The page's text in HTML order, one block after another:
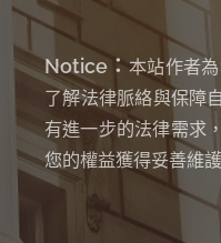
Notice：本站作者
了解法律脈絡與保障
有進一步的法律需求
您的權益獲得妥善維護